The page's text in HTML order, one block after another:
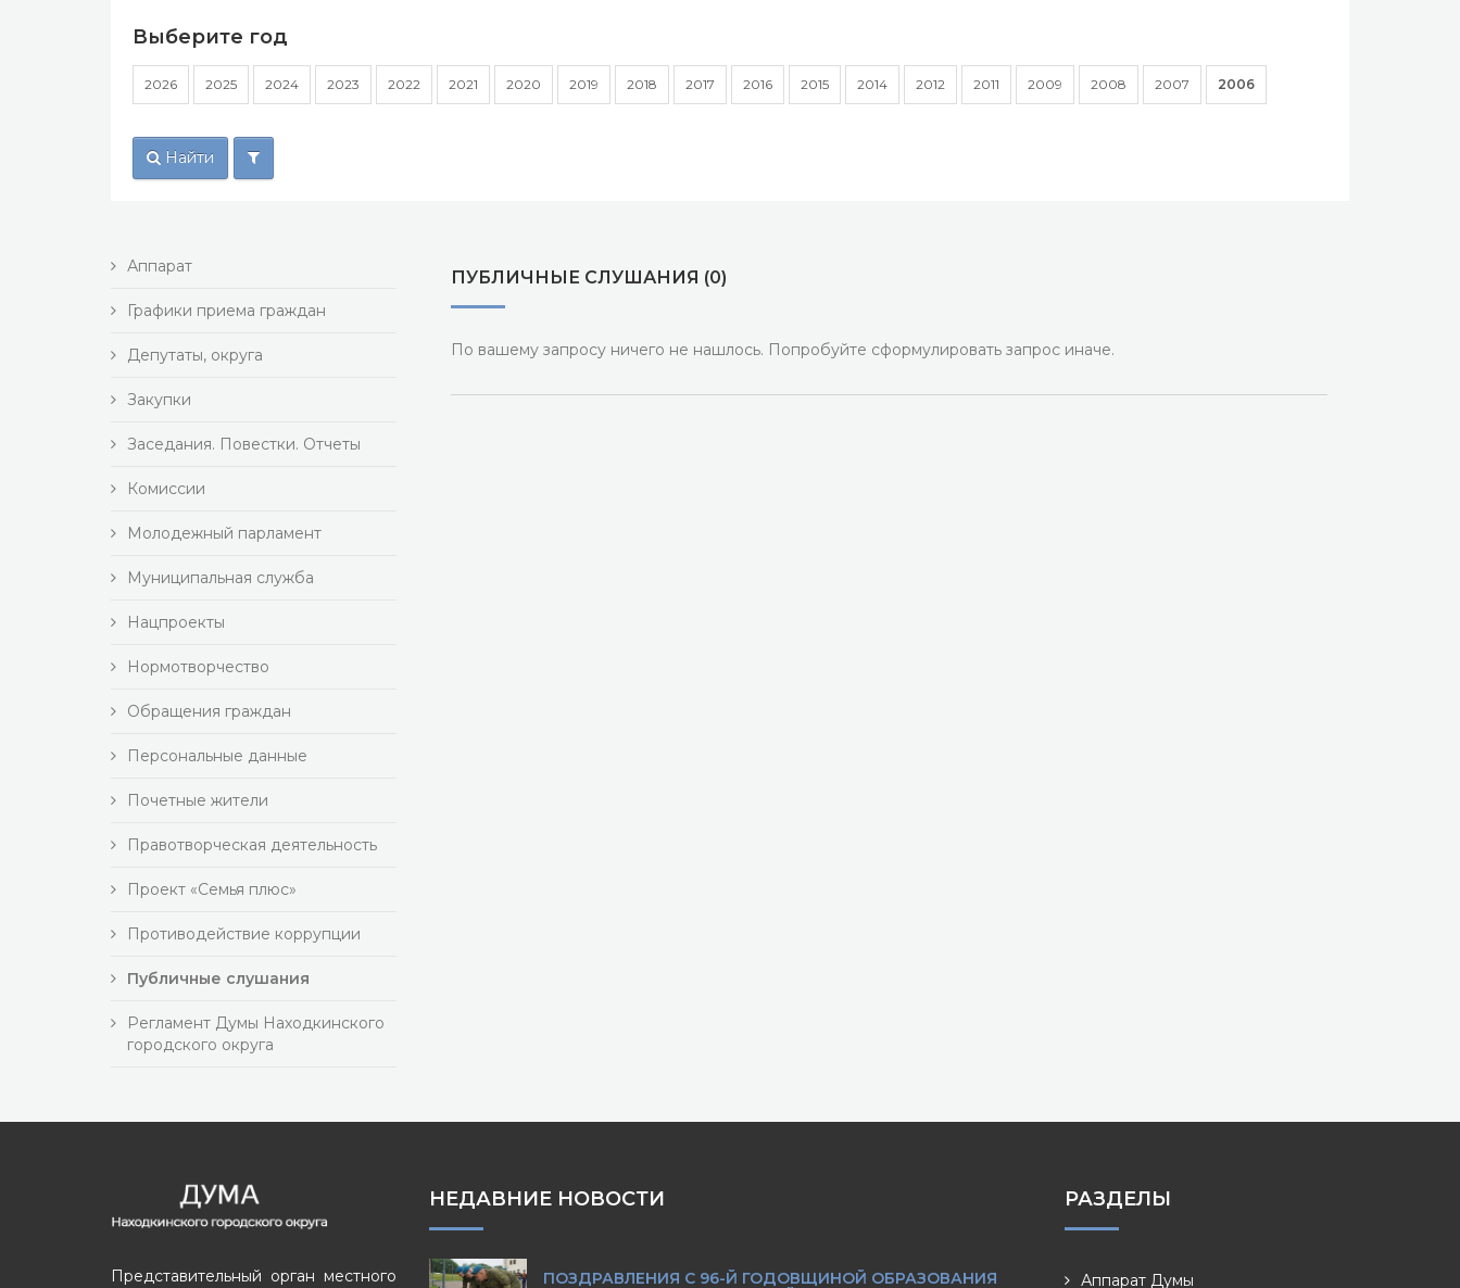
Выберите год
2026 2025 2024 2023 2022 2021 2020 2019 2018 2017 2016 2015 2014 2012 2011 2009 2008 2007 2006
Найти
Аппарат
Графики приема граждан
Депутаты, округа
Закупки
Заседания. Повестки. Отчеты
Комиссии
Молодежный парламент
Муниципальная служба
Нацпроекты
Нормотворчество
Обращения граждан
Персональные данные
Почетные жители
Правотворческая деятельность
Проект «Семья плюс»
Противодействие коррупции
Публичные слушания
Регламент Думы Находкинского
городского округа
ПУБЛИЧНЫЕ СЛУШАНИЯ (0)
По вашему запросу ничего не нашлось. Попробуйте сформулировать запрос иначе.
Представительный орган местного
НЕДАВНИЕ НОВОСТИ
ПОЗДРАВЛЕНИЯ С 96-Й ГОДОВЩИНОЙ ОБРАЗОВАНИЯ
РАЗДЕЛЫ
Аппарат Думы